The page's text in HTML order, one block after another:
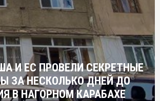
И ЕС ПРОВЕЛИ СЕКРЕТНЫЕ
ЗА НЕСКОЛЬКО ДНЕЙ ДО
В НАГОРНОМ КАРАБАХЕ